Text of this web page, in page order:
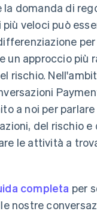
delle frodi
di start-up
carbonio
dell'identità
2026
ora
Partner
Stripe App
la domanda di
veloci può
un approccio più
rischio.
a noi per
del rischio e
le attività a
completa per
nostre